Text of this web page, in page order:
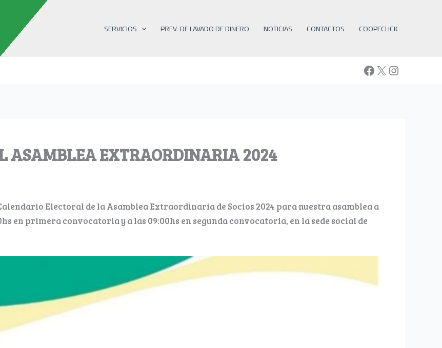
SERVICIOS PREV. DE LAVADO DE DINERO NOTICIAS CONTACTOS COOPECLICK
ASAMBLEA EXTRAORDINARIA 2024
Electoral de la Asamblea Extraordinaria de Socios 2024 para nuestra asamblea a
en primera convocatoria y a las 09:00hs en segunda convocatoria, en la sede social de